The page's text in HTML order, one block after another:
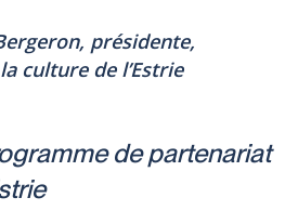
présidente,
culture de l’Estrie
de partenariat